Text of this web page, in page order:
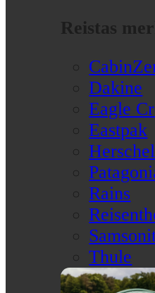
Reistas
Dakine
Eagle
Eastpak
Rains
Thule